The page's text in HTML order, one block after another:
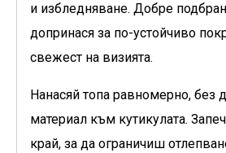
и избледняване. Добре
допринася за по-устойчиво
свежест на визията.
Нанасяй топа равномерно, без
материал към кутикулата.
край, за да ограничиш